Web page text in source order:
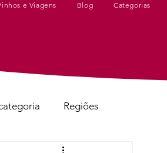
e Viagens Blog Categorias
Regiões